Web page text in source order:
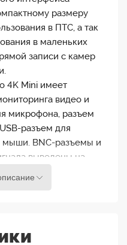
размеру
в ПТС, а так
в маленьких
записи с камер
4K Mini имеет
видео и
микрофона, разъем
разъем для
мыши. BNC-разъемы и
выведены на